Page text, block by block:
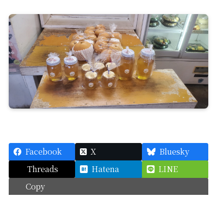
Facebook X
Bluesky
Threads
Hatena
LINE
Copy